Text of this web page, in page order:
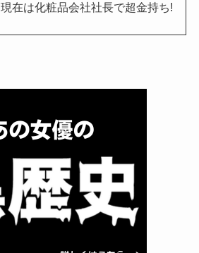
現在は化粧品会社社長で超金持ち!